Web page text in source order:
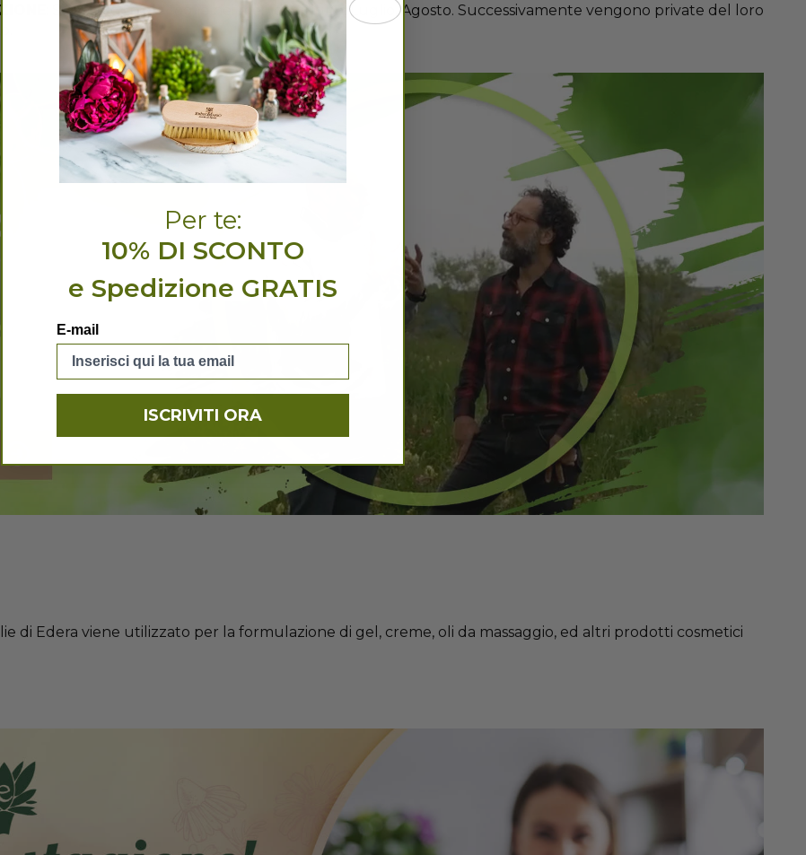
: Si raccolgono le foglie nei mesi di Giugno, Luglio, Agosto. Successivamente vengono private del loro
di Edera viene utilizzato per la formulazione di gel, creme, oli da massaggio, ed altri prodotti cosmetici
Per te:
10% DI SCONTO
e Spedizione GRATIS
E-mail
ISCRIVITI ORA